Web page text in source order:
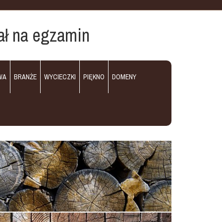
na egzamin
BRANŻE WYCIECZKI PIĘKNO DOMENY